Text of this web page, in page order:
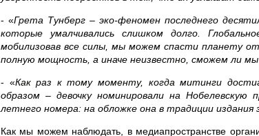
- «Грета Тунберг – эко-феномен последнего
которые умалчивались слишком долго.
мобилизовав все силы, мы можем спасти планету
полную мощность, а иначе неизвестно, сможем ли
- «Как раз к тому моменту, когда митинги
образом – девочку номинировали на
летнего номера: на обложке она в традиции
Как мы можем наблюдать, в медиапространстве